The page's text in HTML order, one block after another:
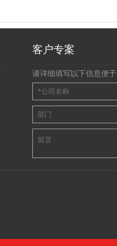
客户专案
请详细填写以下信息便